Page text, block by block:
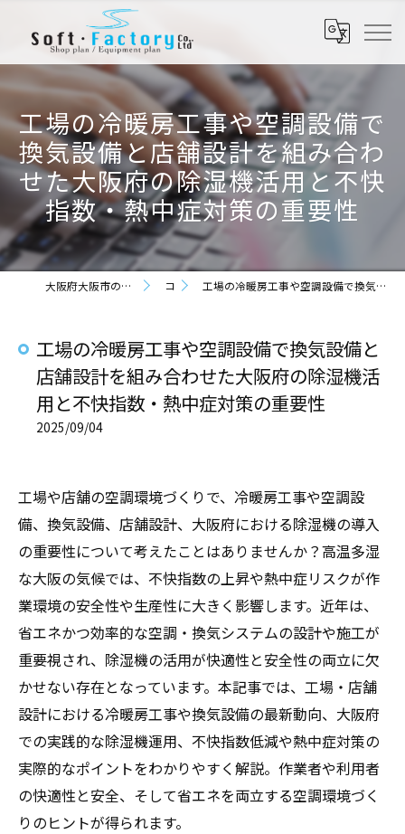
工場の冷暖房工事や空調設備で
換気設備と店舗設計を組み合わ
せた大阪府の除湿機活用と不快
指数・熱中症対策の重要性
大阪府大阪市の店舗設計なら株式会社ソフト・ファクトリー コラム 工場の冷暖房工事や空調設備で換気設備と店舗設計を組み合わせた大阪府の除湿機活用と不快指数・熱中症対策の重要性
工場の冷暖房工事や空調設備で換気設備と
店舗設計を組み合わせた大阪府の除湿機活
用と不快指数・熱中症対策の重要性
2025/09/04
工場や店舗の空調環境づくりで、冷暖房工事や空調設
備、換気設備、店舗設計、大阪府における除湿機の導入
の重要性について考えたことはありませんか？高温多湿
な大阪の気候では、不快指数の上昇や熱中症リスクが作
業環境の安全性や生産性に大きく影響します。近年は、
省エネかつ効率的な空調・換気システムの設計や施工が
重要視され、除湿機の活用が快適性と安全性の両立に欠
かせない存在となっています。本記事では、工場・店舗
設計における冷暖房工事や換気設備の最新動向、大阪府
での実践的な除湿機運用、不快指数低減や熱中症対策の
実際的なポイントをわかりやすく解説。作業者や利用者
の快適性と安全、そして省エネを両立する空調環境づく
りのヒントが得られます。